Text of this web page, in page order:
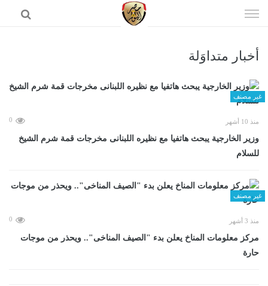
الى
أخبار متداوَلة
غير مصنف
منذ 10 أشهر 0
وزير الخارجية يبحث هاتفيا مع نظيره اللبنانى مخرجات قمة شرم الشيخ
للسلام
غير مصنف
منذ 3 أشهر 0
مركز معلومات المناخ يعلن بدء "الصيف المناخى".. ويحذر من موجات
حارة